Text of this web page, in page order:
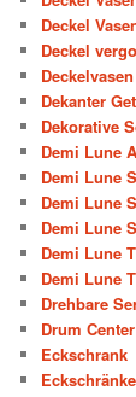
Deckel
Deckel
Deckelvasen
Dekanter
Dekorative
Demi Lune
Demi Lune
Demi Lune
Demi Lune
Demi Lune
Demi Lune
Drehbare
Drum
Eckschrank
Eckschränke